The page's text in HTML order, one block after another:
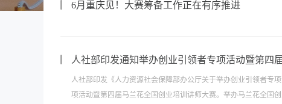
6月重庆见！大赛筹备工作正在有序推进
人社部印发通知举办创业引领者专项活动暨第四
人社部印发《人力资源社会保障部办公厅关于举办创业引领者专
项活动暨第四届马兰花全国创业培训讲师大赛。举办马兰花全国